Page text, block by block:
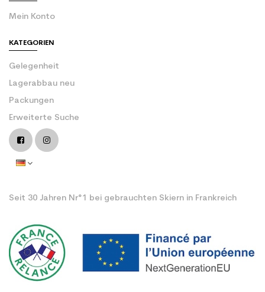
Mein Konto
KATEGORIEN
Gelegenheit
Lagerabbau neu
Packungen
Erweiterte Suche
Seit 30 Jahren Nr°1 bei gebrauchten Skiern in Frankreich